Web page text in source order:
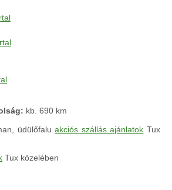
kb. 690 km
üdülőfaluakciós szállás ajánlatok Tux
Tux közelében